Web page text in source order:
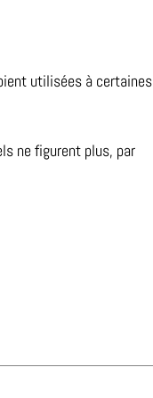
utilisées à certaines
ne figurent plus, par